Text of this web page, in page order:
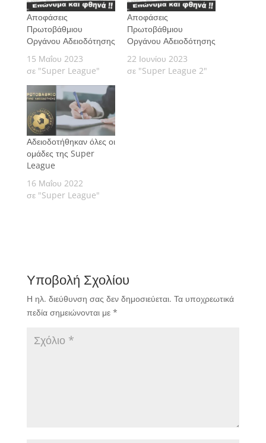
Αποφάσεις
Πρωτοβάθμιου
Οργάνου Αδειοδότησης
15 Μαΐου 2023
σε "Super League"
Αποφάσεις
Πρωτοβάθμιου
Οργάνου Αδειοδότησης
22 Ιουνίου 2023
σε "Super League 2"
Αδειοδοτήθηκαν όλες οι
ομάδες της Super
League
16 Μαΐου 2022
σε "Super League"
Υποβολή Σχολίου
Η ηλ. διεύθυνση σας δεν δημοσιεύεται. Τα υποχρεωτικά
πεδία σημειώνονται με *